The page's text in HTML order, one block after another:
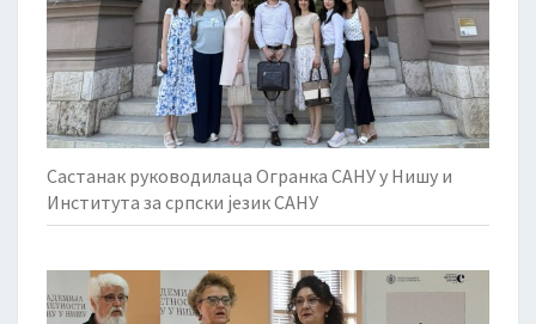
Састанак руководилаца Огранка САНУ у Нишу и
Института за српски језик САНУ